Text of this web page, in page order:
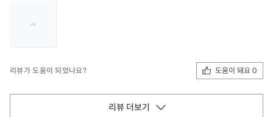
리뷰가 도움이 되었나요? 도움이 돼요 0
리뷰 더보기